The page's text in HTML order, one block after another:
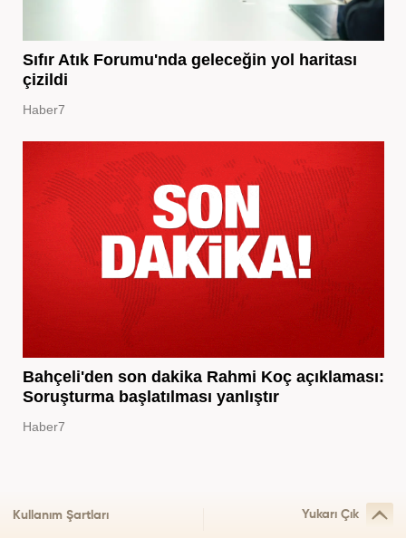
Sıfır Atık Forumu'nda geleceğin yol haritası
çizildi
Haber7
Bahçeli'den son dakika Rahmi Koç açıklaması:
Soruşturma başlatılması yanlıştır
Haber7
Kullanım Şartları Yukarı Çık